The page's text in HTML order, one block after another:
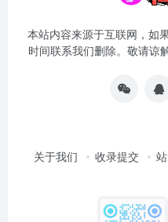
本站内容来源于互联网，如
时间联系我们删除。敬请谅
关于我们 收录提交